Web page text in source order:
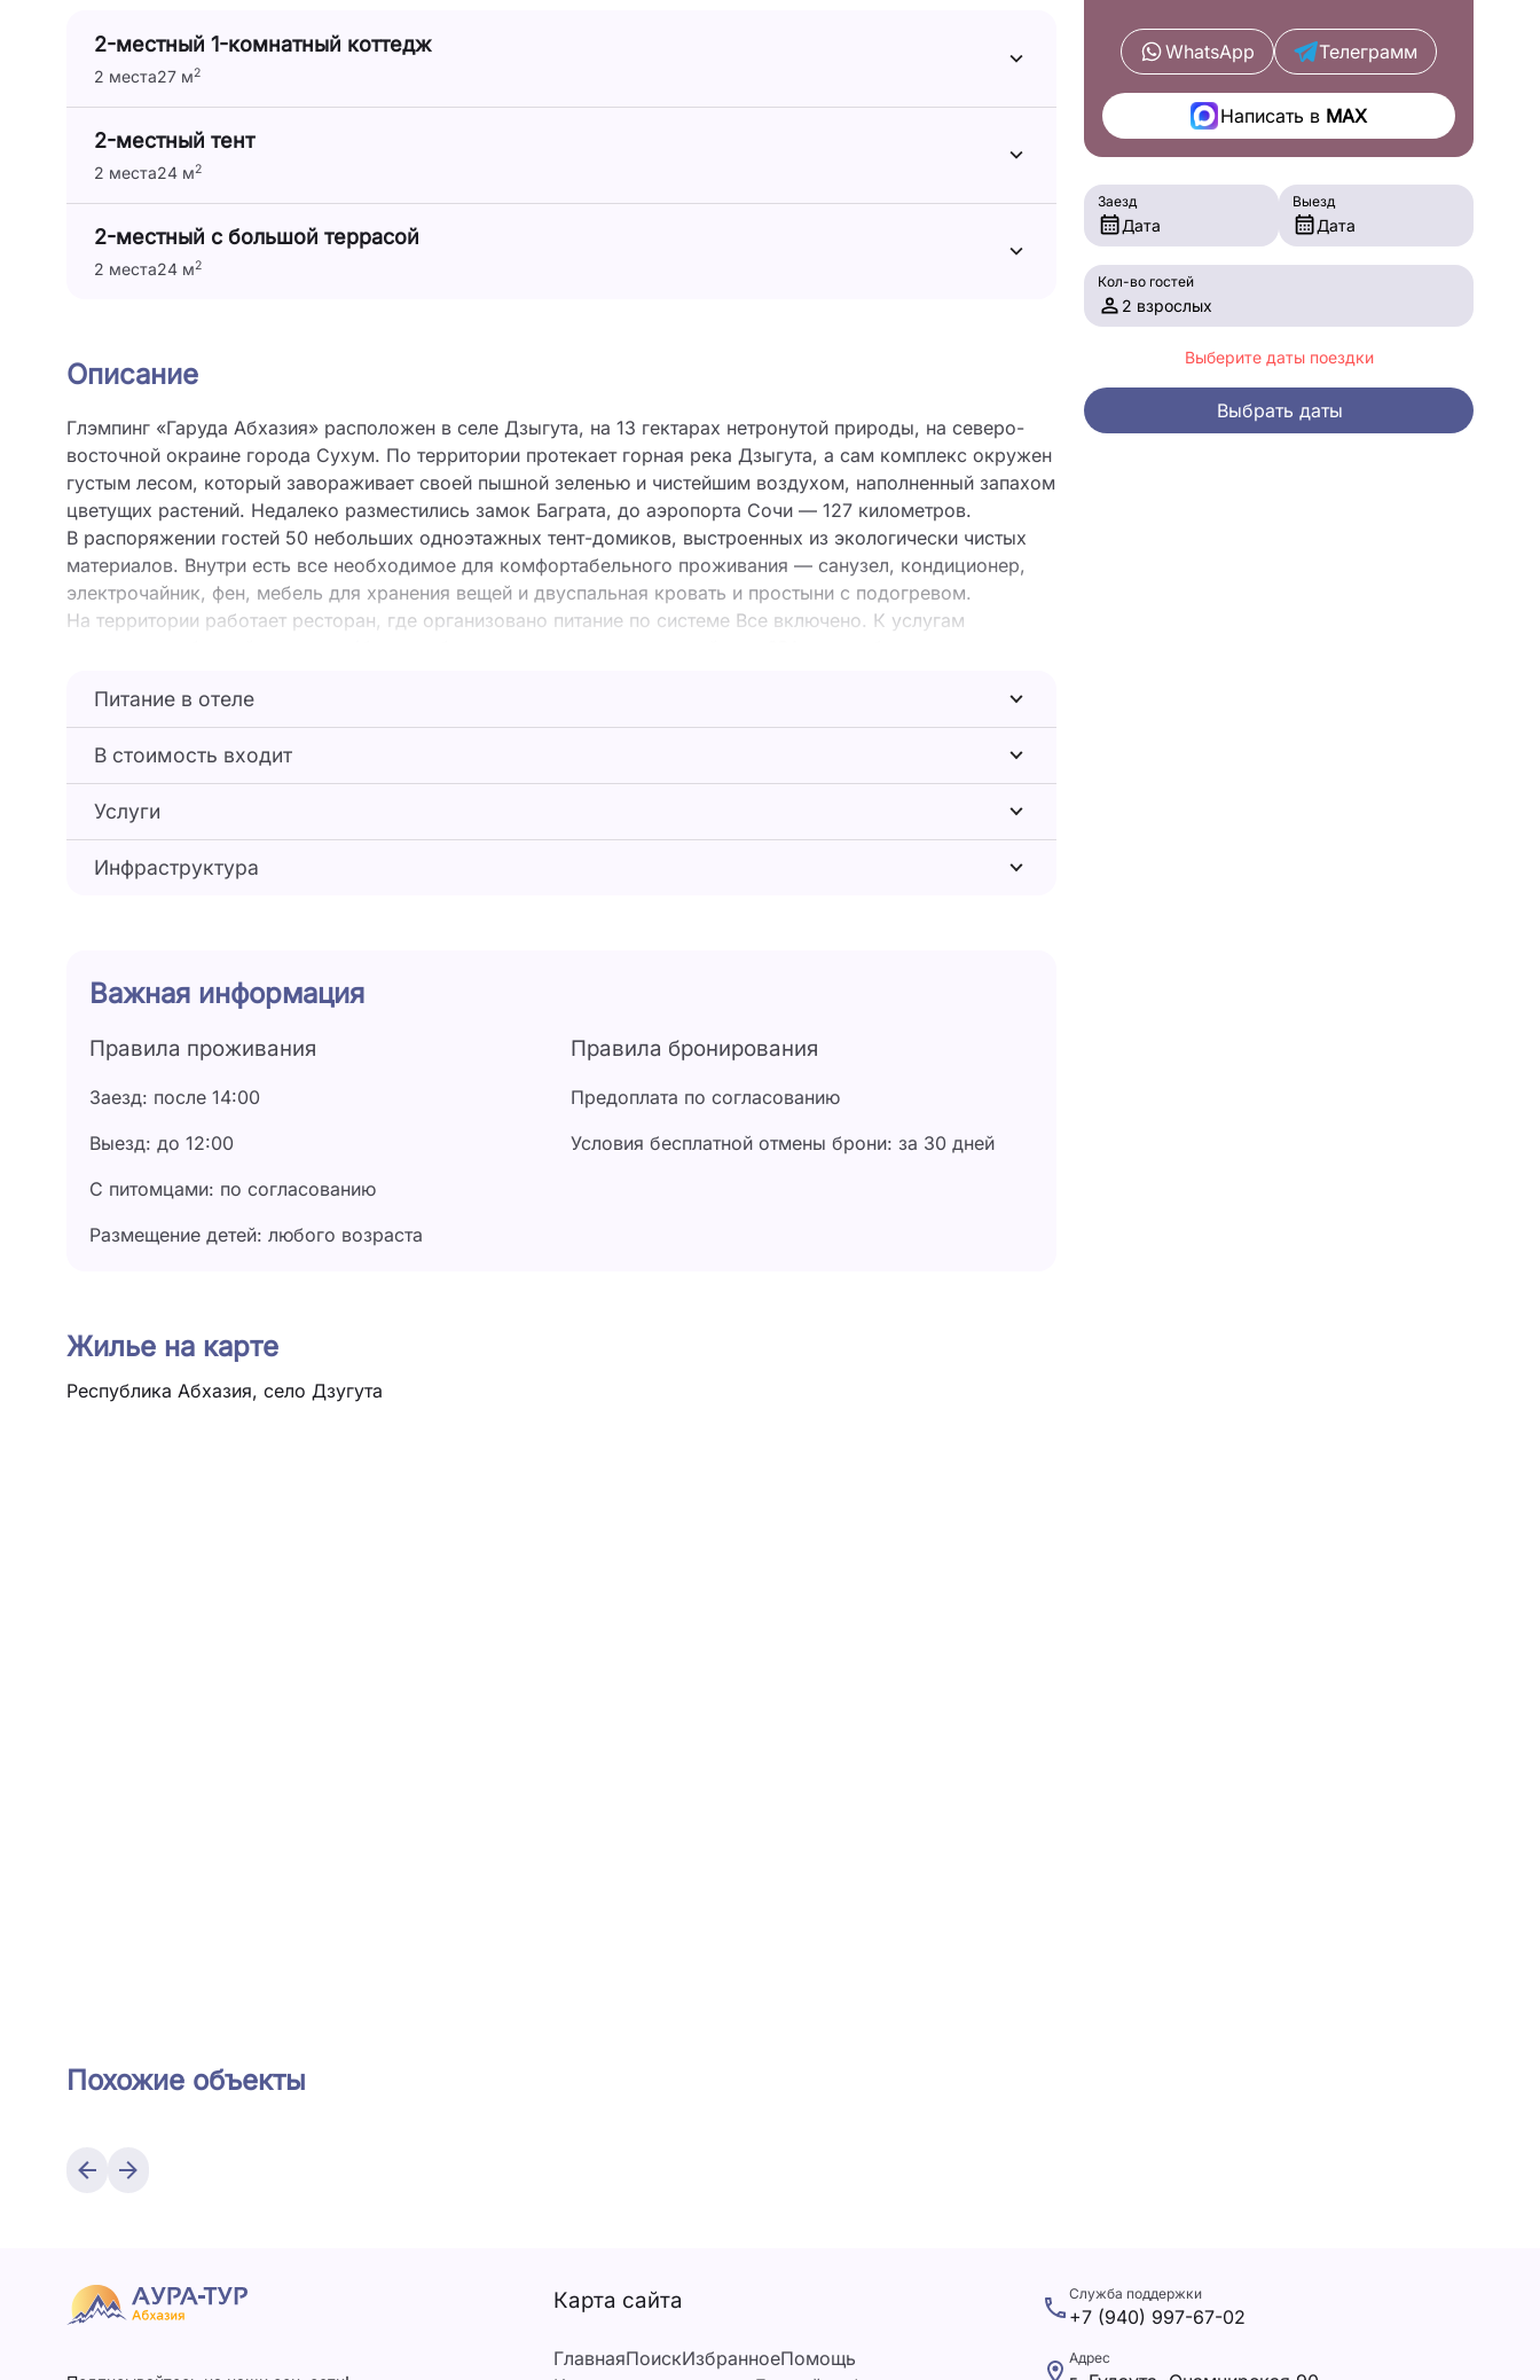
2-местный 1-комнатный коттедж
2 места27 м2
2-местный тент
2 места24 м2
2-местный с большой террасой
2 места24 м2
Описание
Глэмпинг «Гаруда Абхазия» расположен в селе Дзыгута, на 13 гектарах нетронутой природы, на северо-
восточной окраине города Сухум. По территории протекает горная река Дзыгута, а сам комплекс окружен
густым лесом, который завораживает своей пышной зеленью и чистейшим воздухом, наполненный запахом
цветущих растений. Недалеко разместились замок Баграта, до аэропорта Сочи — 127 километров.
В распоряжении гостей 50 небольших одноэтажных тент-домиков, выстроенных из экологически чистых
материалов. Внутри есть все необходимое для комфортабельного проживания — санузел, кондиционер,
электрочайник, фен, мебель для хранения вещей и двуспальная кровать и простыни с подогревом.
На территории работает ресторан, где организовано питание по системе Все включено. К услугам
подогреваемые бассейны с зоной отдыха и баром, спортивные площадки, инфраструктура для детей
(анимация, детский клуб, игровая площадка).
В 10 минутах езды — живописный оборудованный городской пляж Мокко, на побережье гостей регулярно
доставляет трансфер по расписанию.
Питание в отеле
В стоимость входит
Услуги
Инфраструктура
Важная информация
Правила проживания
Заезд: после 14:00
Выезд: до 12:00
С питомцами: по согласованию
Размещение детей: любого возраста
Правила бронирования
Предоплата по согласованию
Условия бесплатной отмены брони: за 30 дней
Жилье на карте
Республика Абхазия, село Дзугута
WhatsApp Телеграмм
Написать вMAX
Заезд
Дата
Выезд
Дата
Кол-во гостей
2 взрослых
Выберите даты поездки
Выбрать даты
Похожие объекты
Карта сайта
ГлавнаяПоискИзбранноеПомощь
Служба поддержки
+7 (940) 997-67-02
Адрес